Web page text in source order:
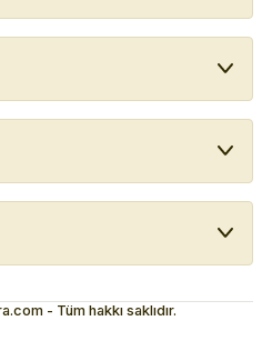
- Tüm hakkı saklıdır.